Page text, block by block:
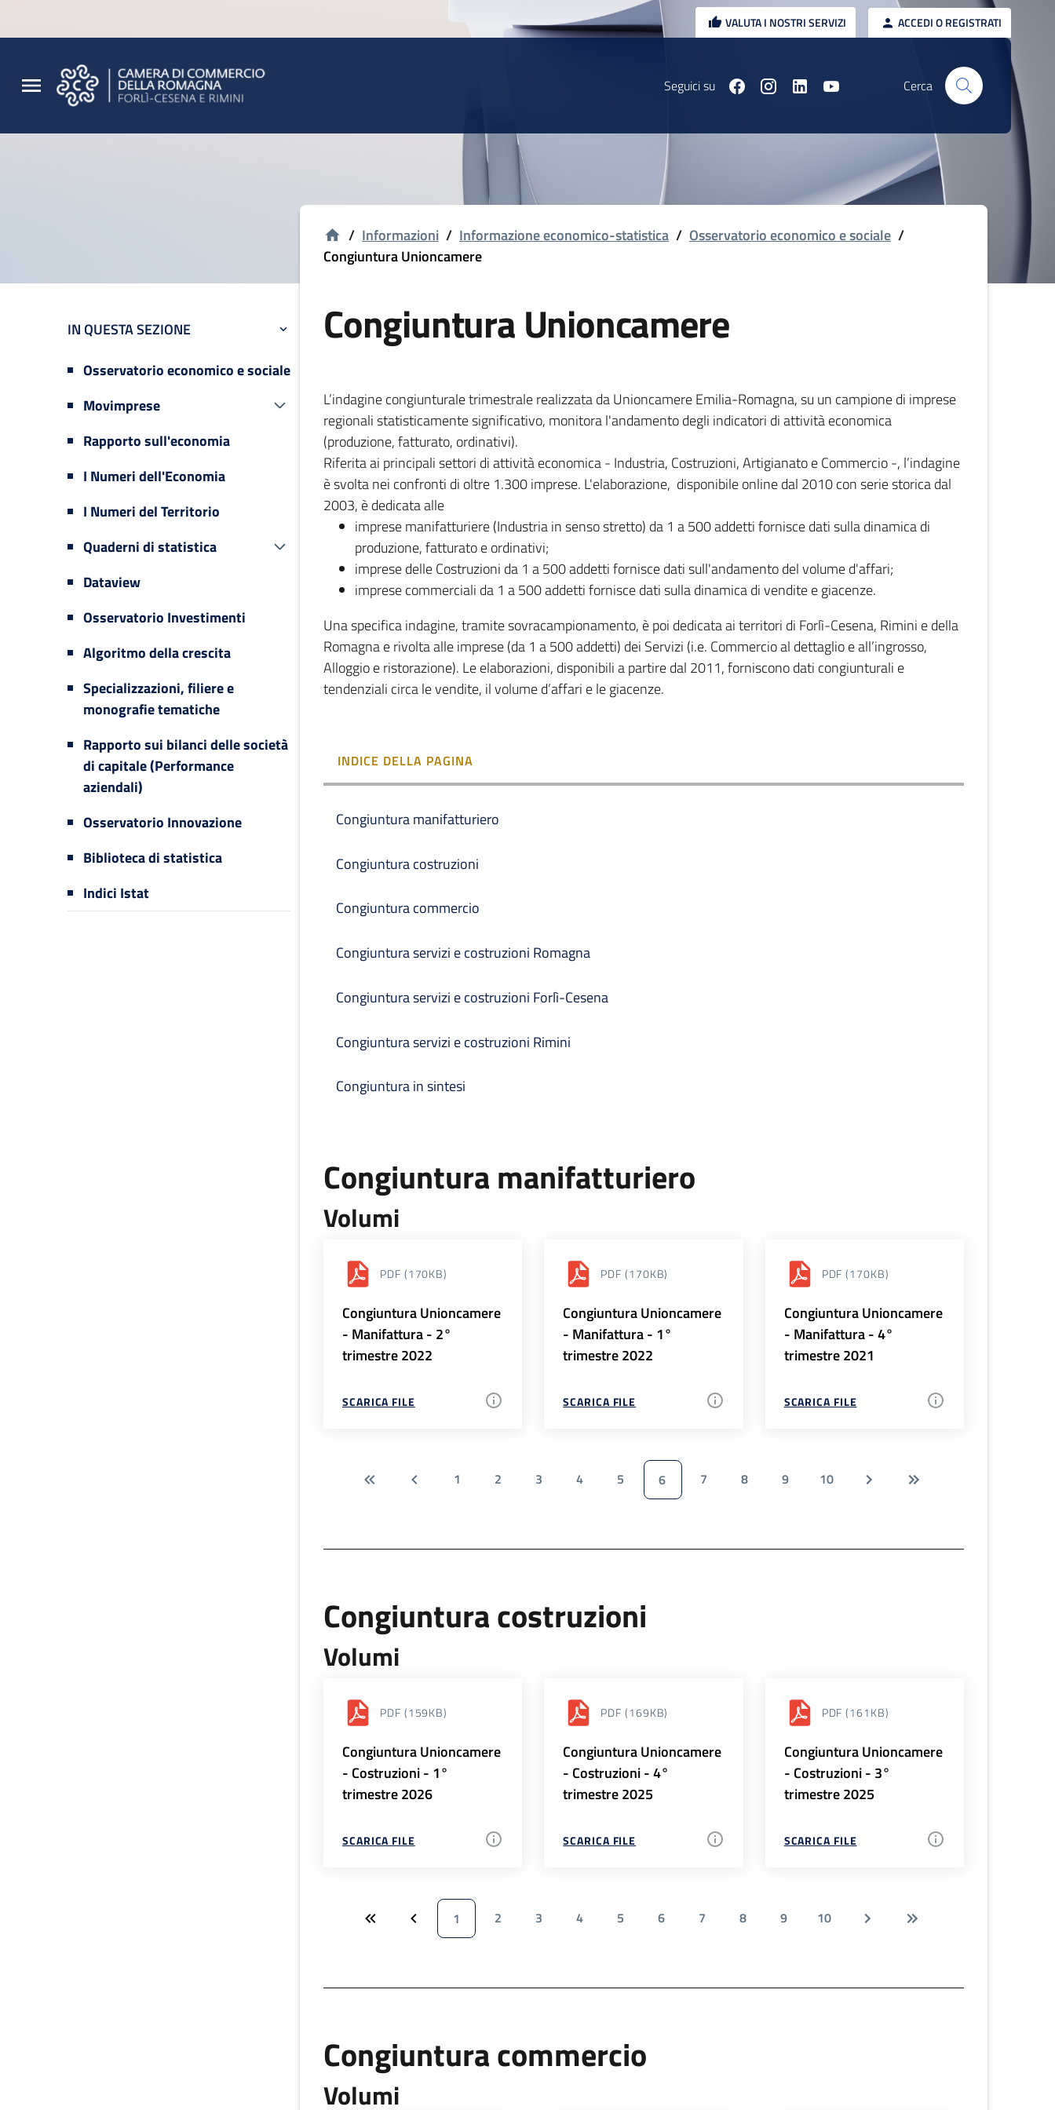
VALUTA I NOSTRI SERVIZI ACCEDI O REGISTRATI
Seguici su Cerca
IN QUESTA SEZIONE
Osservatorio economico e sociale
Movimprese
Rapporto sull'economia
I Numeri dell'Economia
I Numeri del Territorio
Quaderni di statistica
Dataview
Osservatorio Investimenti
Algoritmo della crescita
Specializzazioni, filiere e
monografie tematiche
Rapporto sui bilanci delle società
di capitale (Performance
aziendali)
Osservatorio Innovazione
Biblioteca di statistica
Indici Istat
/ Informazioni / Informazione economico-statistica / Osservatorio economico e sociale /
Congiuntura Unioncamere
Congiuntura Unioncamere
L’indagine congiunturale trimestrale realizzata da Unioncamere Emilia-Romagna, su un campione di imprese
regionali statisticamente significativo, monitora l'andamento degli indicatori di attività economica
(produzione, fatturato, ordinativi).
Riferita ai principali settori di attività economica - Industria, Costruzioni, Artigianato e Commercio -, l’indagine
è svolta nei confronti di oltre 1.300 imprese. L'elaborazione, disponibile online dal 2010 con serie storica dal
2003, è dedicata alle
imprese manifatturiere (Industria in senso stretto) da 1 a 500 addetti fornisce dati sulla dinamica di
produzione, fatturato e ordinativi;
imprese delle Costruzioni da 1 a 500 addetti fornisce dati sull'andamento del volume d'affari;
imprese commerciali da 1 a 500 addetti fornisce dati sulla dinamica di vendite e giacenze.
Una specifica indagine, tramite sovracampionamento, è poi dedicata ai territori di Forlì-Cesena, Rimini e della
Romagna e rivolta alle imprese (da 1 a 500 addetti) dei Servizi (i.e. Commercio al dettaglio e all’ingrosso,
Alloggio e ristorazione). Le elaborazioni, disponibili a partire dal 2011, forniscono dati congiunturali e
tendenziali circa le vendite, il volume d’affari e le giacenze.
INDICE DELLA PAGINA
Congiuntura manifatturiero
Congiuntura costruzioni
Congiuntura commercio
Congiuntura servizi e costruzioni Romagna
Congiuntura servizi e costruzioni Forlì-Cesena
Congiuntura servizi e costruzioni Rimini
Congiuntura in sintesi
Congiuntura manifatturiero
Volumi
PDF (170KB)
Congiuntura Unioncamere
- Manifattura - 2°
trimestre 2022
SCARICA FILE
PDF (170KB)
Congiuntura Unioncamere
- Manifattura - 1°
trimestre 2022
SCARICA FILE
PDF (170KB)
Congiuntura Unioncamere
- Manifattura - 4°
trimestre 2021
SCARICA FILE
1 2 3 4 5 6 7 8 9 10
Congiuntura costruzioni
Volumi
PDF (159KB)
Congiuntura Unioncamere
- Costruzioni - 1°
trimestre 2026
SCARICA FILE
PDF (169KB)
Congiuntura Unioncamere
- Costruzioni - 4°
trimestre 2025
SCARICA FILE
PDF (161KB)
Congiuntura Unioncamere
- Costruzioni - 3°
trimestre 2025
SCARICA FILE
1 2 3 4 5 6 7 8 9 10
Congiuntura commercio
Volumi